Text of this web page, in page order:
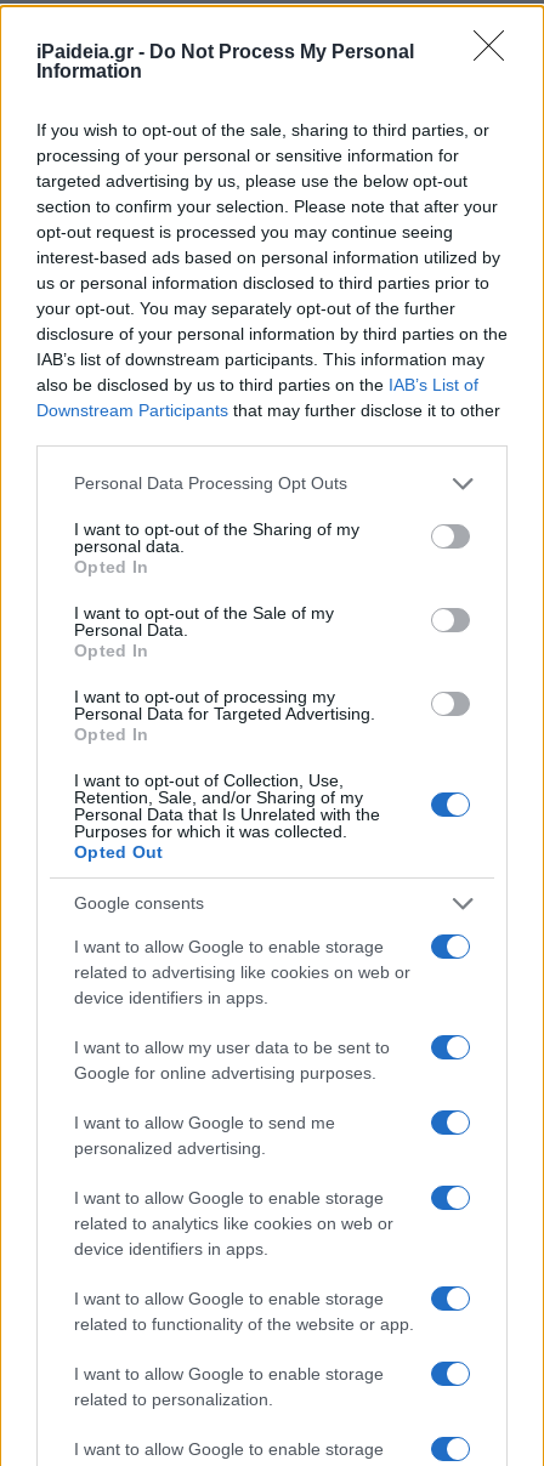
iPaideia.gr - Do Not Process My Personal
Information
If you wish to opt-out of the sale, sharing to third parties, or
processing of your personal or sensitive information for
targeted advertising by us, please use the below opt-out
section to confirm your selection. Please note that after your
opt-out request is processed you may continue seeing
interest-based ads based on personal information utilized by
us or personal information disclosed to third parties prior to
your opt-out. You may separately opt-out of the further
disclosure of your personal information by third parties on the
IAB’s list of downstream participants. This information may
also be disclosed by us to third parties on the IAB’s List of
Downstream Participants that may further disclose it to other
Please note that this website/app uses one or more Google
not limited to your visit or usage behaviour. You may click to
grant or deny consent to Google and its third-party tags to
use your data for below specified purposes in below Google
consent section.
Personal Data Processing Opt Outs
I want to opt-out of the Sharing of my
personal data.
Opted In
I want to opt-out of the Sale of my
Personal Data.
Opted In
I want to opt-out of processing my
Personal Data for Targeted Advertising.
Opted In
I want to opt-out of Collection, Use,
Retention, Sale, and/or Sharing of my
Personal Data that Is Unrelated with the
Purposes for which it was collected.
Opted Out
Google consents
I want to allow Google to enable storage
related to advertising like cookies on web or
device identifiers in apps.
I want to allow my user data to be sent to
Google for online advertising purposes.
I want to allow Google to send me
personalized advertising.
I want to allow Google to enable storage
related to analytics like cookies on web or
device identifiers in apps.
I want to allow Google to enable storage
related to functionality of the website or app.
I want to allow Google to enable storage
related to personalization.
I want to allow Google to enable storage
ταλαιπωρία και να διασφαλιστεί η συνέχεια στο
εκπαιδευτικό έργο.
Κατάργηση χρονικών περιορισμών στις
αποσπάσεις
Η Ένωση προτείνει την αλλαγή του πλαισίου των
αποσπάσεων με στόχο την εξάλειψη των περιορισμών
που ορίζουν ως ανώτατο όριο τα τρία έτη με επιμίσθιο
και τα έξι συνολικά έτη απόσπασης. Η νέα πρόταση
προβλέπει τη δημιουργία πίνακα εκπαιδευτικών που
μπορούν να επιλέγονται εκ νέου για απόσπαση εφόσον
δεν επαρκούν οι αιτήσεις πρωτοαποσπωμένων. Με τον
τρόπο αυτό ενισχύεται η δεξαμενή διαθέσιμων
εκπαιδευτικών και καλύπτονται οι αυξημένες ανάγκες
της ομογένειας.
«Καμπανάκι» για τη νέα σχολική χρονιά
αποτελεί σαφές μήνυμα για την ανάγκη ριζικών
παρεμβάσεων και όχι αποσπασματικών μέτρων. Η
Ε.Λ.Μ.Ε. Βόρειας Ρηνανίας – Βεστφαλίας κρούει τον